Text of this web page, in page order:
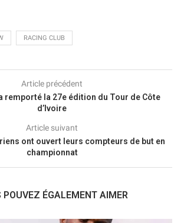
RACING CLUB
Article précédent
remporté la 27e édition du Tour de Côte
d’Ivoire
Article suivant
ont ouvert leurs compteurs de but en
championnat
POUVEZ ÉGALEMENT AIMER